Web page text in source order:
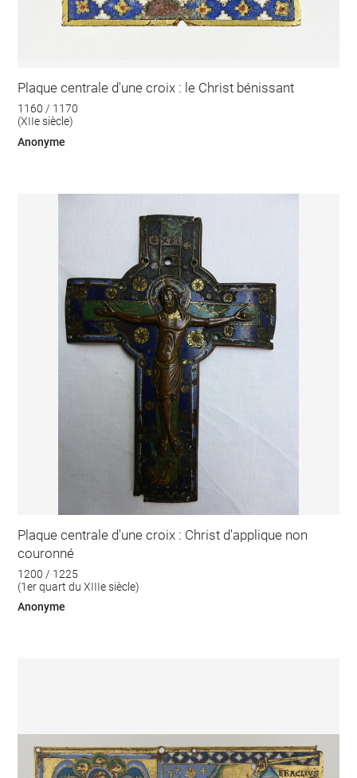
Plaque centrale d'une croix : le Christ bénissant
1160 / 1170
(XIIe siècle)
Anonyme
Plaque centrale d'une croix : Christ d'applique non
couronné
1200 / 1225
(1er quart du XIIIe siècle)
Anonyme